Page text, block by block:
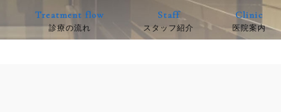
Treatment flow
診療の流れ
Staff
スタッフ紹介
Clinic
医院案内